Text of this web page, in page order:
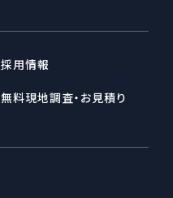
採用情報
無料現地調査・お見積り